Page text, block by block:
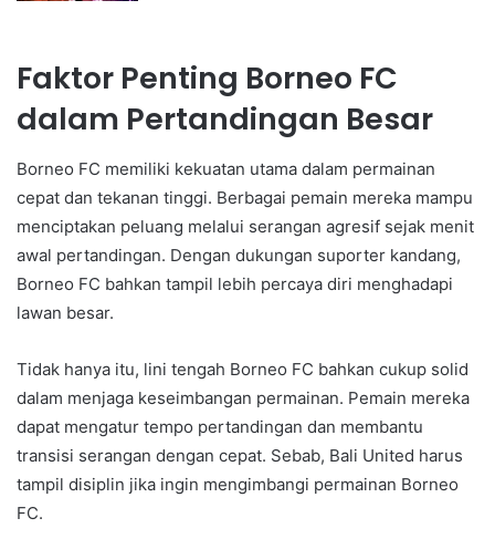
Faktor Penting Borneo FC
dalam Pertandingan Besar
Borneo FC memiliki kekuatan utama dalam permainan
cepat dan tekanan tinggi. Berbagai pemain mereka mampu
menciptakan peluang melalui serangan agresif sejak menit
awal pertandingan. Dengan dukungan suporter kandang,
Borneo FC bahkan tampil lebih percaya diri menghadapi
lawan besar.
Tidak hanya itu, lini tengah Borneo FC bahkan cukup solid
dalam menjaga keseimbangan permainan. Pemain mereka
dapat mengatur tempo pertandingan dan membantu
transisi serangan dengan cepat. Sebab, Bali United harus
tampil disiplin jika ingin mengimbangi permainan Borneo
FC.